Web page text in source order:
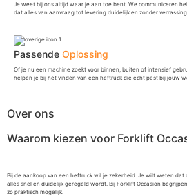
Je weet bij ons altijd waar je aan toe bent. We communiceren
dat alles van aanvraag tot levering duidelijk en zonder
Passende Oplossing
Of je nu een machine zoekt voor binnen, buiten of intensief
helpen je bij het vinden van een heftruck die echt past bij jouw
Over ons
Waarom kiezen voor Forklift
Bij de aankoop van een heftruck wil je zekerheid. Je wilt weten
alles snel en duidelijk geregeld wordt. Bij Forklift Occasion
zo praktisch mogelijk.